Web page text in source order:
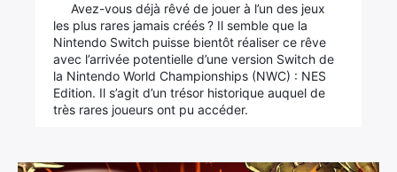
Avez-vous déjà rêvé de jouer à l’un des jeux
les plus rares jamais créés ? Il semble que la
Nintendo Switch puisse bientôt réaliser ce rêve
avec l’arrivée potentielle d’une version Switch de
la Nintendo World Championships (NWC) : NES
Edition. Il s’agit d’un trésor historique auquel de
très rares joueurs ont pu accéder.